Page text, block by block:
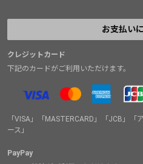
お支払い
クレジットカード
下記のカードがご利用いただけます。
「VISA」「MASTERCARD」「JCB」
ース」
PayPay